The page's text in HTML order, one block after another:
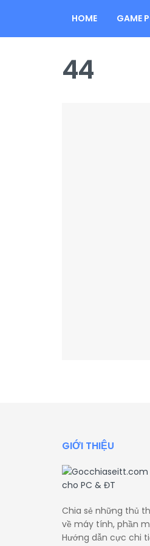
HOME GAME
44
GIỚI THIỆU
Chia sẻ những thủ
về máy tính, phần
Hướng dẫn cực chi